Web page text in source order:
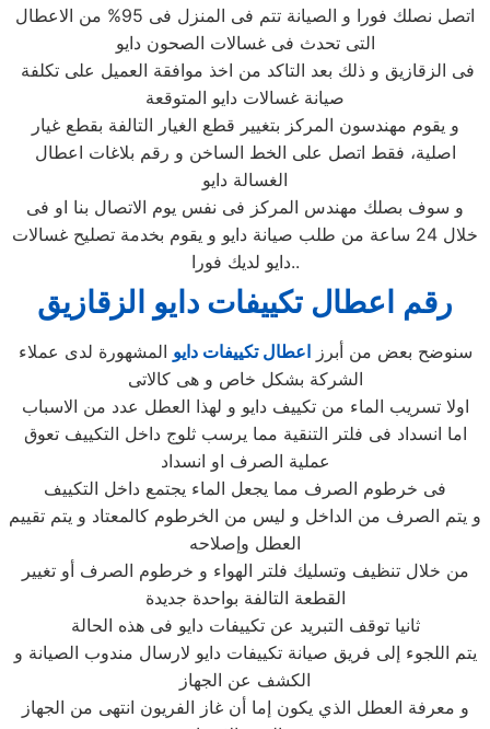
اتصل نصلك فورا و الصيانة تتم فى المنزل فى 95% من الاعطال
التى تحدث فى غسالات الصحون دايو
صيانة غسالات دايو المتوقعة
و يقوم مهندسون المركز بتغيير قطع الغيار التالفة بقطع غيار
اصلية، فقط اتصل على الخط الساخن و رقم بلاغات اعطال
الغسالة دايو
و سوف بصلك مهندس المركز فى نفس يوم الاتصال بنا او فى
خلال 24 ساعة من طلب صيانة دايو و يقوم بخدمة تصليح غسالات
دايو لديك فورا..
رقم اعطال تكييفات دايو الزقازيق
سنوضح بعض من أبرزاعطال تكييفات دايو المشهورة لدى عملاء
الشركة بشكل خاص و هى كالاتى
اولا تسريب الماء من تكييف دايو و لهذا العطل عدد من الاسباب
اما انسداد فى فلتر التنقية مما يرسب ثلوج داخل التكييف تعوق
عملية الصرف او انسداد
فى خرطوم الصرف مما يجعل الماء يجتمع داخل التكييف
و يتم الصرف من الداخل و ليس من الخرطوم كالمعتاد و يتم تقييم
العطل وإصلاحه
من خلال تنظيف وتسليك فلتر الهواء و خرطوم الصرف أو تغيير
القطعة التالفة بواحدة جديدة
ثانيا توقف التبريد عن تكييفات دايو فى هذه الحالة
يتم اللجوء إلى فريق صيانة تكييفات دايو لارسال مندوب الصيانة و
الكشف عن الجهاز
و معرفة العطل الذي يكون إما أن غاز الفريون انتهى من الجهاز